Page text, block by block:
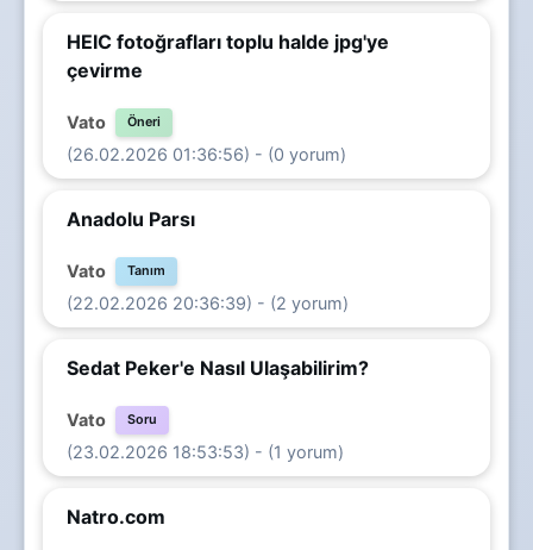
HEIC fotoğrafları toplu halde jpg'ye
çevirme
Vato Öneri
(26.02.2026 01:36:56) - (0 yorum)
Anadolu Parsı
Vato Tanım
(22.02.2026 20:36:39) - (2 yorum)
Sedat Peker'e Nasıl Ulaşabilirim?
Vato Soru
(23.02.2026 18:53:53) - (1 yorum)
Natro.com